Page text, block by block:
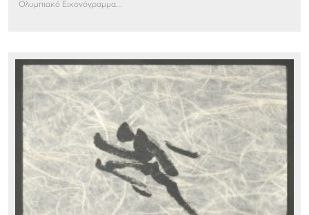
Ολυμπιακό Εικονόγραμμα...